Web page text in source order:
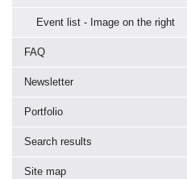
Event list - Image on the right
FAQ
Newsletter
Portfolio
Search results
Site map